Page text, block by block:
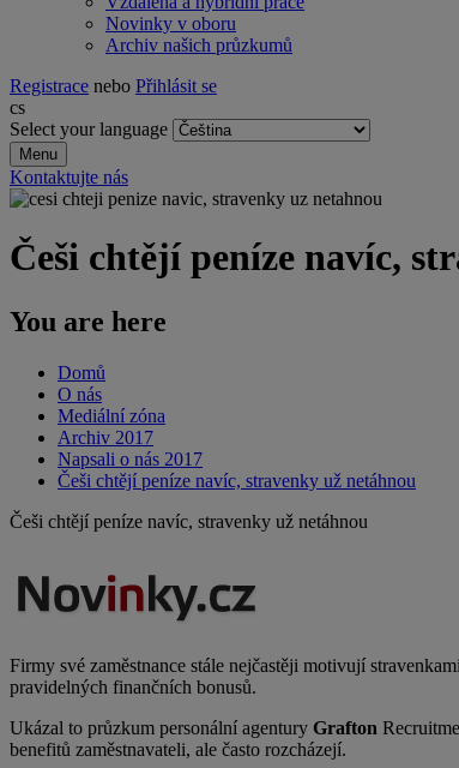
Novinky v oboru
Archiv našich průzkumů
Registrace nebo Přihlásit se
cs
Select your language
Menu
Kontaktujte nás
Češi chtějí peníze navíc,
You are here
Domů
O nás
Mediální zóna
Archiv 2017
Napsali o nás 2017
Češi chtějí peníze navíc, stravenky už netáhnou
Češi chtějí peníze navíc, stravenky už netáhnou
Firmy své zaměstnance stále nejčastěji motivují
pravidelných finančních bonusů.
Ukázal to průzkum personální agentury Grafton
benefitů zaměstnavateli, ale často rozcházejí.